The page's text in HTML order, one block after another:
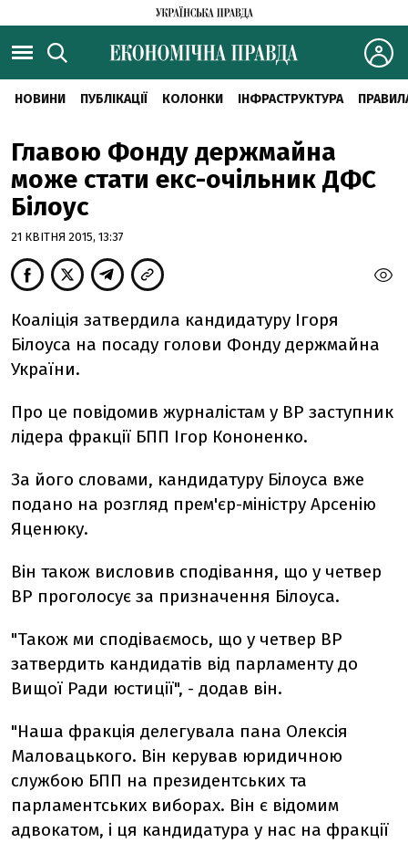
НОВИНИ ПУБЛІКАЦІЇ КОЛОНКИ ІНФРАСТРУКТУРА
Главою Фонду держмайна
може стати екс-очільник ДФС
Білоус
21 КВІТНЯ 2015, 13:37
Коаліція затвердила кандидатуру Ігоря
Білоуса на посаду голови Фонду держмайна
України.
Про це повідомив журналістам у ВР заступник
лідера фракції БПП Ігор Кононенко.
За його словами, кандидатуру Білоуса вже
подано на розгляд прем'єр-міністру Арсенію
Яценюку.
Він також висловив сподівання, що у четвер
ВР проголосує за призначення Білоуса.
"Також ми сподіваємось, що у четвер ВР
затвердить кандидатів від парламенту до
Вищої Ради юстиції", - додав він.
"Наша фракція делегувала пана Олексія
Маловацького. Він керував юридичною
службою БПП на президентських та
парламентських виборах. Він є відомим
адвокатом, і ця кандидатура у нас на фракції